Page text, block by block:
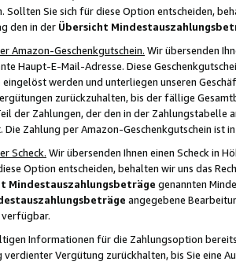
Sollten Sie sich für diese Option entscheiden,
den in der Übersicht
Amazon-Geschenkgutschein. Wir übersenden
Haupt-E-Mail-Adresse. Diese
werden und unterliegen unseren
zurückzuhalten, bis der fällige
der Zahlungen, der den in der
Die Zahlung per Amazon-Geschenkgutschein ist
Scheck. Wir übersenden Ihnen einen Scheck in
Option entscheiden, behalten wir uns das
Mindestauszahlungsbeträge genannten
angegebene
verfügbar.
Informationen für die Zahlungsoption
verdienter Vergütung zurückhalten, bis Sie